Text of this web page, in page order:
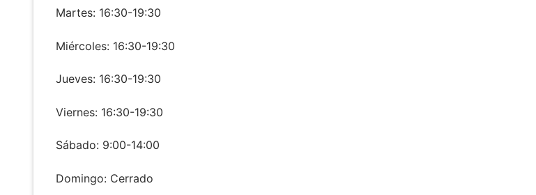
Martes: 16:30-19:30
Miércoles: 16:30-19:30
Jueves: 16:30-19:30
Viernes: 16:30-19:30
Sábado: 9:00-14:00
Domingo: Cerrado